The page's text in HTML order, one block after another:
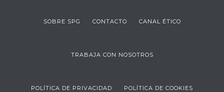
SOBRE SPG CONTACTO CANAL ÉTICO
TRABAJA CON NOSOTROS
POLÍTICA DE PRIVACIDAD POLÍTICA DE COOKIES